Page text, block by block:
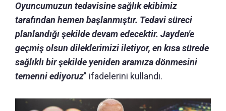
Oyuncumuzun tedavisine sağlık ekibimiz
tarafından hemen başlanmıştır. Tedavi süreci
planlandığı şekilde devam edecektir. Jayden'e
geçmiş olsun dileklerimizi iletiyor, en kısa sürede
sağlıklı bir şekilde yeniden aramıza dönmesini
temenni ediyoruz" ifadelerini kullandı.